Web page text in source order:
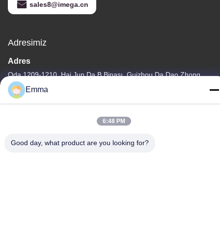
sales8@imega.cn
Adresimiz
Adres
Oda 1209-1210, Hai Jun Da B Binası, Guizhou Da Dao Zhong,
Ronggui, Shunde, Foshan, Guangdong, Çin
tele
Emma
6:48 PM
Good day, what product are you looking for?